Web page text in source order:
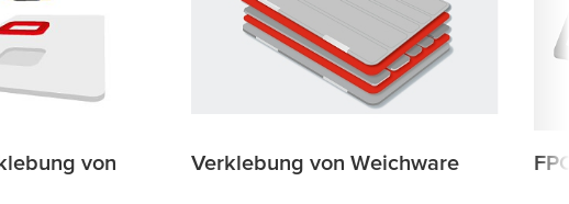
von
Verklebung von Weichware